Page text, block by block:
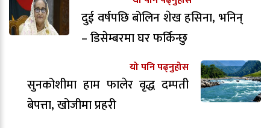
दुई वर्षपछि बोलिन शेख हसिना, भनिन्
– डिसेम्बरमा घर फर्किन्छु
यो पनि पढ्नुहोस
सुनकोशीमा हाम फालेर वृद्ध दम्पती
बेपत्ता, खोजीमा प्रहरी